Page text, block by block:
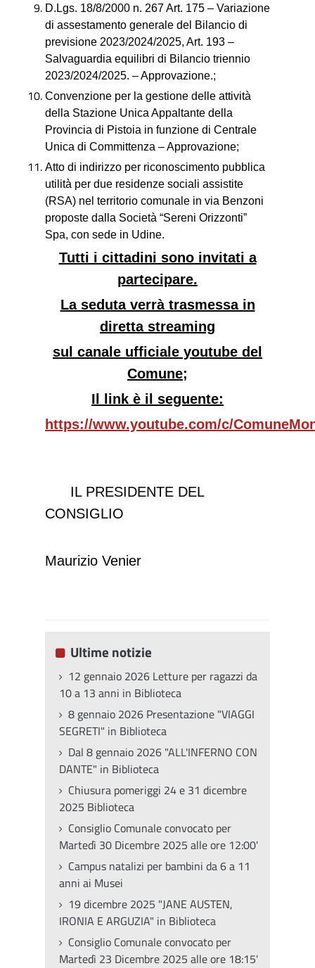
D.Lgs. 18/8/2000 n. 267 Art. 175 – Variazione
di assestamento generale del Bilancio di
previsione 2023/2024/2025, Art. 193 –
Salvaguardia equilibri di Bilancio triennio
2023/2024/2025. – Approvazione.;
Convenzione per la gestione delle attività
della Stazione Unica Appaltante della
Provincia di Pistoia in funzione di Centrale
Unica di Committenza – Approvazione;
Atto di indirizzo per riconoscimento pubblica
utilità per due residenze sociali assistite
(RSA) nel territorio comunale in via Benzoni
proposte dalla Società “Sereni Orizzonti”
Spa, con sede in Udine.
Tutti i cittadini sono invitati a
partecipare.
La seduta verrà trasmessa in
diretta streaming
sul canale ufficiale youtube del
Comune;
Il link è il seguente:
https://www.youtube.com/c/
IL PRESIDENTE DEL
CONSIGLIO
Maurizio Venier
Ultime notizie
12 gennaio 2026 Letture per ragazzi da
10 a 13 anni in Biblioteca
8 gennaio 2026 Presentazione "VIAGGI
SEGRETI" in Biblioteca
Dal 8 gennaio 2026 "ALL'INFERNO CON
DANTE" in Biblioteca
Chiusura pomeriggi 24 e 31 dicembre
2025 Biblioteca
Consiglio Comunale convocato per
Martedì 30 Dicembre 2025 alle ore 12:00'
Campus natalizi per bambini da 6 a 11
anni ai Musei
19 dicembre 2025 "JANE AUSTEN,
IRONIA E ARGUZIA" in Biblioteca
Consiglio Comunale convocato per
Martedì 23 Dicembre 2025 alle ore 18:15'